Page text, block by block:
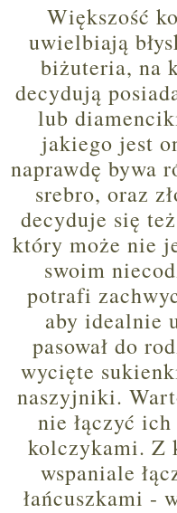
Większość
uwielbiają
biżuteria, na
decydują
lub
jakiego jest
naprawdę bywa
srebro, oraz
decyduje się
który może nie
swoim
potrafi
aby idealnie
pasował do
wycięte
naszyjniki.
nie łączyć
kolczykami. Z
wspaniale
łańcuszkami -